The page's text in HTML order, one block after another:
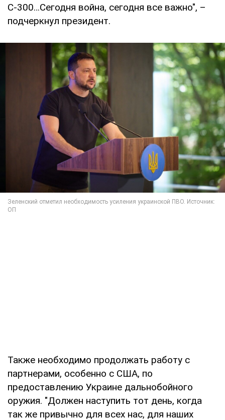
С-300…Сегодня война, сегодня все важно", –
подчеркнул президент.
Также необходимо продолжать работу с
партнерами, особенно с США, по
предоставлению Украине дальнобойного
оружия. "Должен наступить тот день, когда
так же привычно для всех нас, для наших